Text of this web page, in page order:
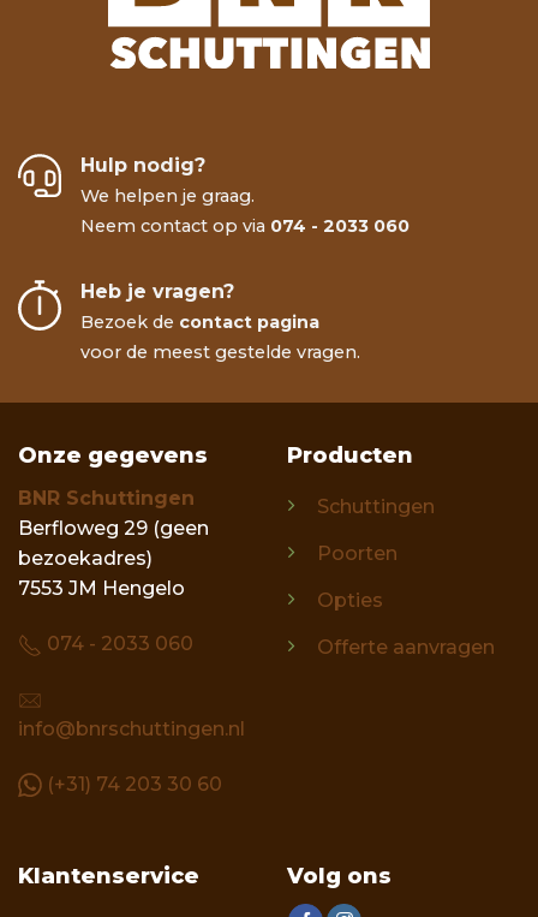
Hulp nodig?
We helpen je graag.
Neem contact op via 074 - 2033 060
Heb je vragen?
Bezoek de contact pagina
voor de meest gestelde vragen.
Onze gegevens
BNR Schuttingen
Berfloweg 29 (geen
bezoekadres)
7553 JM Hengelo
074 - 2033 060
info@bnrschuttingen.nl
(+31) 74 203 30 60
Producten
Schuttingen
Poorten
Opties
Offerte aanvragen
Klantenservice Volg ons